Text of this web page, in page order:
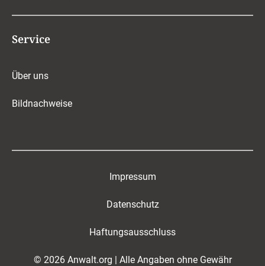
Service
Über uns
Bildnachweise
Impressum
Datenschutz
Haftungsausschluss
© 2026 Anwalt.org | Alle Angaben ohne Gewähr